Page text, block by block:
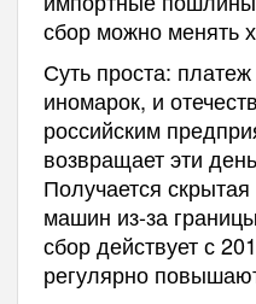
сбор можно менять
Суть проста:
иномарок, и
российским
возвращает эти
Получается
машин из-за
сбор действует с
регулярно